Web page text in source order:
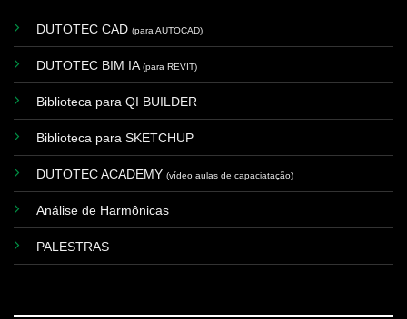
DUTOTEC CAD (para AUTOCAD)
DUTOTEC BIM IA (para REVIT)
Biblioteca para QI BUILDER
Biblioteca para SKETCHUP
DUTOTEC ACADEMY (vídeo aulas de capaciatação)
Análise de Harmônicas
PALESTRAS